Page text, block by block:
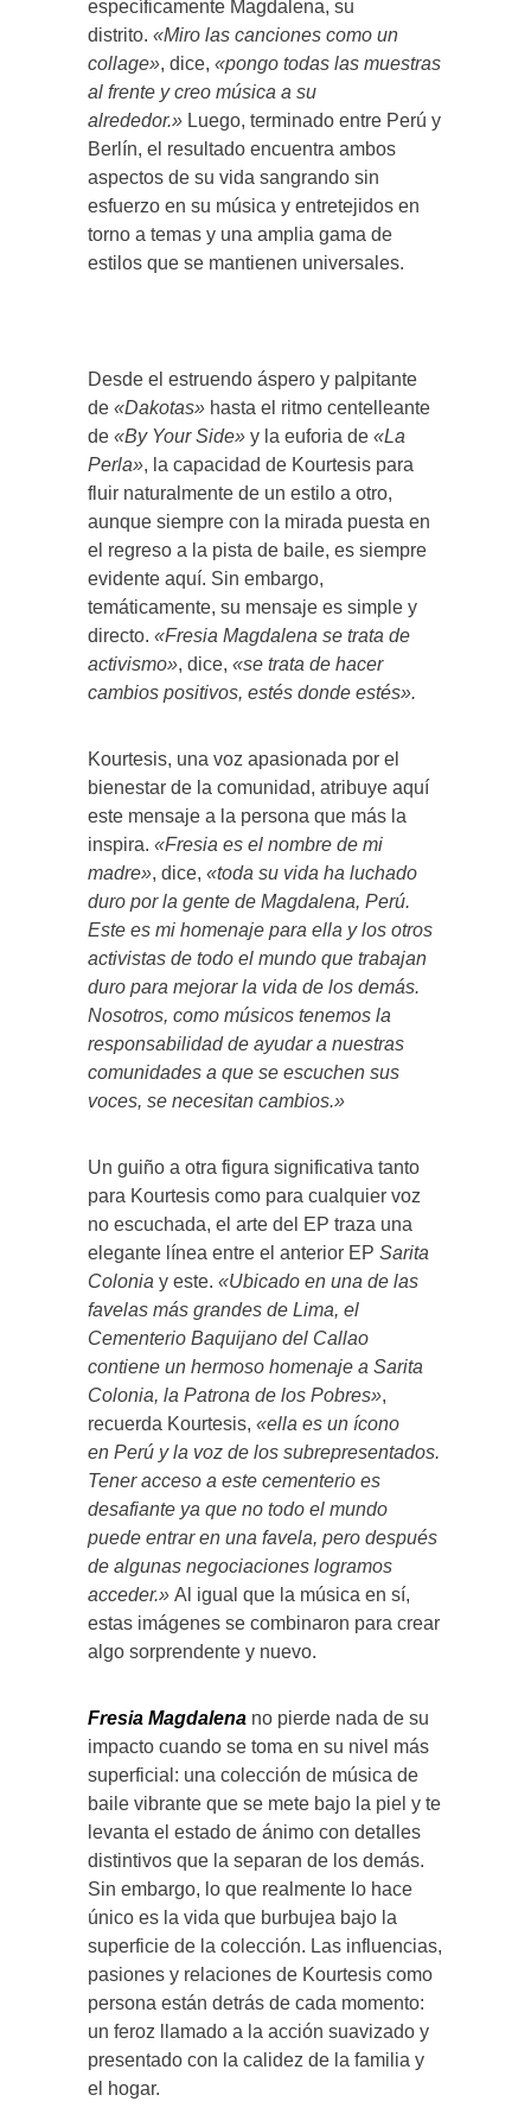
específicamente Magdalena, su
distrito. «Miro las canciones como un
collage», dice, «pongo todas las muestras
al frente y creo música a su
alrededor.» Luego, terminado entre Perú y
Berlín, el resultado encuentra ambos
aspectos de su vida sangrando sin
esfuerzo en su música y entretejidos en
torno a temas y una amplia gama de
estilos que se mantienen universales.
Desde el estruendo áspero y palpitante
de «Dakotas» hasta el ritmo centelleante
de «By Your Side» y la euforia de «La
Perla», la capacidad de Kourtesis para
fluir naturalmente de un estilo a otro,
aunque siempre con la mirada puesta en
el regreso a la pista de baile, es siempre
evidente aquí. Sin embargo,
temáticamente, su mensaje es simple y
directo. «Fresia Magdalena se trata de
activismo», dice, «se trata de hacer
cambios positivos, estés donde estés».
Kourtesis, una voz apasionada por el
bienestar de la comunidad, atribuye aquí
este mensaje a la persona que más la
inspira. «Fresia es el nombre de mi
madre», dice, «toda su vida ha luchado
duro por la gente de Magdalena, Perú.
Este es mi homenaje para ella y los otros
activistas de todo el mundo que trabajan
duro para mejorar la vida de los demás.
Nosotros, como músicos tenemos la
responsabilidad de ayudar a nuestras
comunidades a que se escuchen sus
voces, se necesitan cambios.»
Un guiño a otra figura significativa tanto
para Kourtesis como para cualquier voz
no escuchada, el arte del EP traza una
elegante línea entre el anterior EP Sarita
Colonia y este. «Ubicado en una de las
favelas más grandes de Lima, el
Cementerio Baquijano del Callao
contiene un hermoso homenaje a Sarita
Colonia, la Patrona de los Pobres»,
recuerda Kourtesis, «ella es un ícono
en Perú y la voz de los subrepresentados.
Tener acceso a este cementerio es
desafiante ya que no todo el mundo
puede entrar en una favela, pero después
de algunas negociaciones logramos
acceder.» Al igual que la música en sí,
estas imágenes se combinaron para crear
algo sorprendente y nuevo.
Fresia Magdalena no pierde nada de su
impacto cuando se toma en su nivel más
superficial: una colección de música de
baile vibrante que se mete bajo la piel y te
levanta el estado de ánimo con detalles
distintivos que la separan de los demás.
Sin embargo, lo que realmente lo hace
único es la vida que burbujea bajo la
superficie de la colección. Las influencias,
pasiones y relaciones de Kourtesis como
persona están detrás de cada momento:
un feroz llamado a la acción suavizado y
presentado con la calidez de la familia y
el hogar.